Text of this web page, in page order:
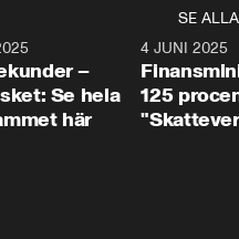
SE ALLA
4:29
–
Se hela
här
4 JUNI 2025
125